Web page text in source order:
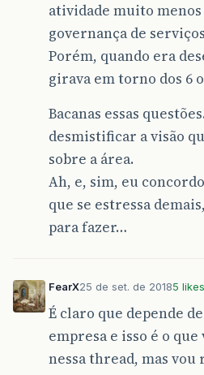
atividade muito
governança de
Porém, quando era
girava em torno dos 6
Bacanas essas
desmistificar a visão
sobre a área.
Ah, e, sim, eu
que se estressa
para fazer…
FearX25 de set. de 20185 likes
É claro que depende
empresa e isso é o
nessa thread, mas vou